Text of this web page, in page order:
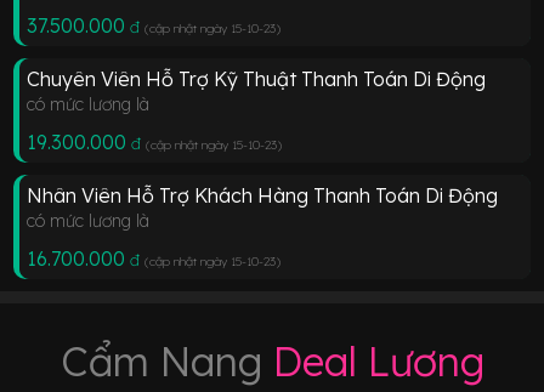
37.500.000 đ (cập nhật ngày 15-10-23)
Chuyên Viên Hỗ Trợ Kỹ Thuật Thanh Toán Di Động
có mức lương là
19.300.000 đ (cập nhật ngày 15-10-23)
Nhân Viên Hỗ Trợ Khách Hàng Thanh Toán Di Động
có mức lương là
16.700.000 đ (cập nhật ngày 15-10-23)
Cẩm Nang Deal Lương